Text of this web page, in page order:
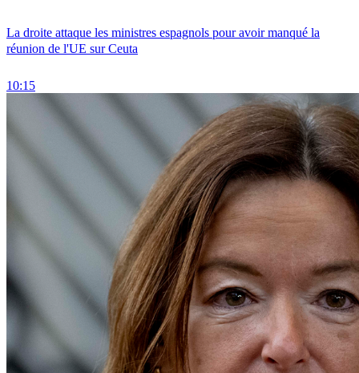
La droite attaque les ministres espagnols pour avoir manqué la
réunion de l'UE sur Ceuta
10:15